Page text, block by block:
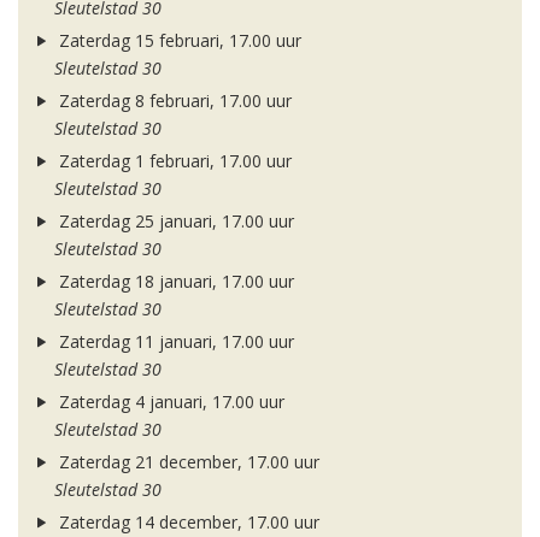
Sleutelstad 30
Zaterdag 15 februari, 17.00 uur
Sleutelstad 30
Zaterdag 8 februari, 17.00 uur
Sleutelstad 30
Zaterdag 1 februari, 17.00 uur
Sleutelstad 30
Zaterdag 25 januari, 17.00 uur
Sleutelstad 30
Zaterdag 18 januari, 17.00 uur
Sleutelstad 30
Zaterdag 11 januari, 17.00 uur
Sleutelstad 30
Zaterdag 4 januari, 17.00 uur
Sleutelstad 30
Zaterdag 21 december, 17.00 uur
Sleutelstad 30
Zaterdag 14 december, 17.00 uur